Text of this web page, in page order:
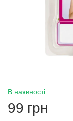
В наявності
99 грн